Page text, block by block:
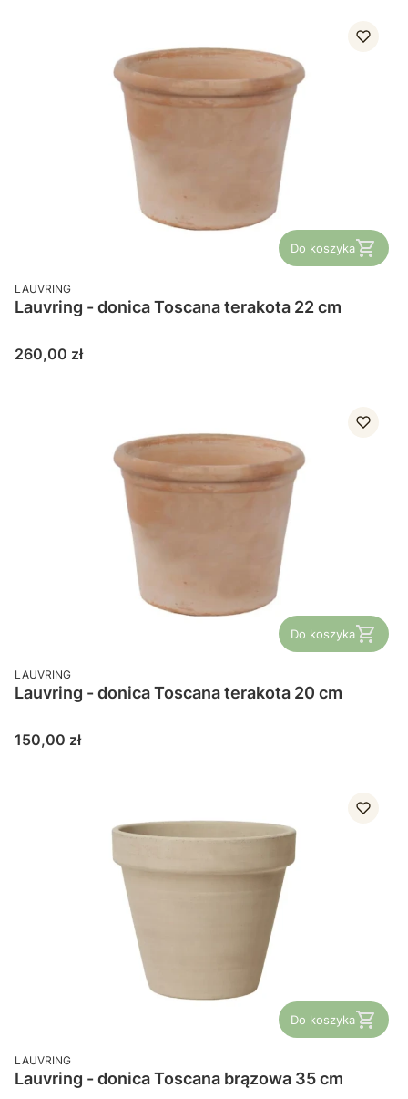
Do koszyka
PRODUCENT
LAUVRING
Lauvring - donica Toscana terakota 22 cm
Cena
260,00 zł
Do koszyka
PRODUCENT
LAUVRING
Lauvring - donica Toscana terakota 20 cm
Cena
150,00 zł
Do koszyka
PRODUCENT
LAUVRING
Lauvring - donica Toscana brązowa 35 cm